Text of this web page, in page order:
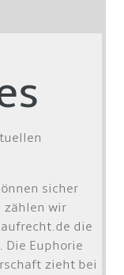
sicher
zählen wir
die
Die Euphorie
zieht bei